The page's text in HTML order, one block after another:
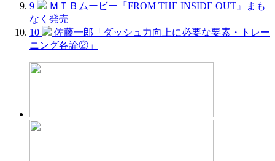
9
ＭＴＢムービー『FROM THE INSIDE OUT』まも
なく発売
10
佐藤一郎「ダッシュ力向上に必要な要素・トレー
ニング各論②」